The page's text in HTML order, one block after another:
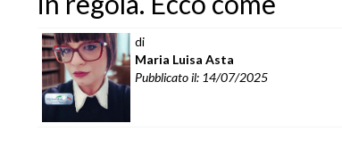
di
Maria Luisa Asta
Pubblicato il: 14/07/2025